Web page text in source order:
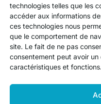
technologies telles que les
accéder aux informations
ces technologies nous
que le comportement de
site. Le fait de ne pas
consentement peut avoir
caractéristiques et fonctions.